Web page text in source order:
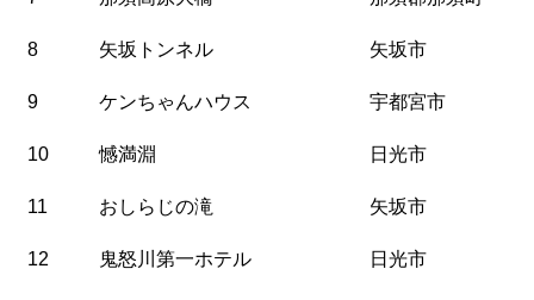
8 矢坂トンネル 矢坂市
9 ケンちゃんハウス 宇都宮市
10 憾満淵 日光市
11 おしらじの滝 矢坂市
12 鬼怒川第一ホテル 日光市